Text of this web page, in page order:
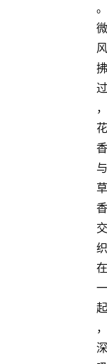
。
微
风
拂
过
，
花
香
与
草
香
交
织
在
一
起
，
深